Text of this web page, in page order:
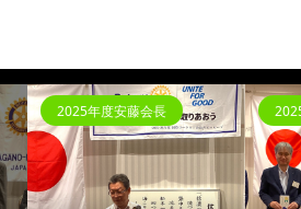
2025年度安藤会長